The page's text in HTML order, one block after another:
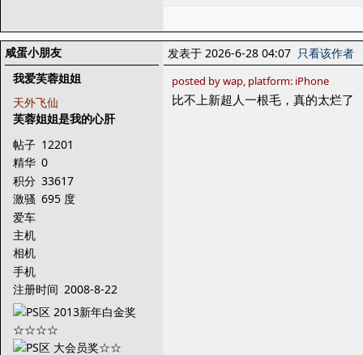
咸蛋小朋友
我爱芙蓉姐姐
天外飞仙
芙蓉姐姐是我的心肝
帖子 12201
精华 0
积分 33617
激骚 695 度
爱车
主机
相机
手机
注册时间 2008-8-22
发表于 2026-6-28 04:07 只看该作者
posted by wap, platform: iPhone
比不上新超人一根毛，真的太烂了